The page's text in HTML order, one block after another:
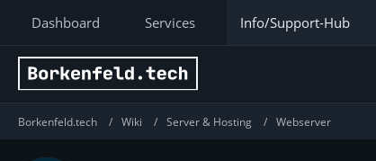
Dashboard Services Info/Support-Hub
Borkenfeld.tech Wiki Server & Hosting Webserver